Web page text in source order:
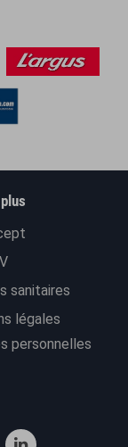
sanitaires
légales
personnelles